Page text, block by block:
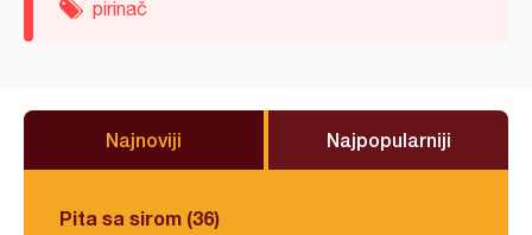
pirinač
Najnoviji Najpopularniji
Pita sa sirom (36)